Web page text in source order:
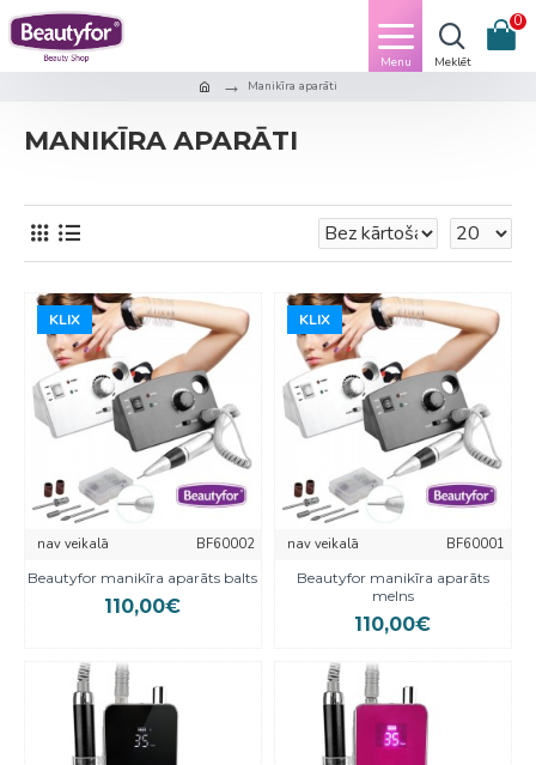
0
Manikīra aparāti
MANIKĪRA APARĀTI
KLIX
KLIX
nav veikalā
BF60002
Beautyfor manikīra aparāts balts
110,00€
KLIX
KLIX
nav veikalā
BF60001
Beautyfor manikīra aparāts
melns
110,00€